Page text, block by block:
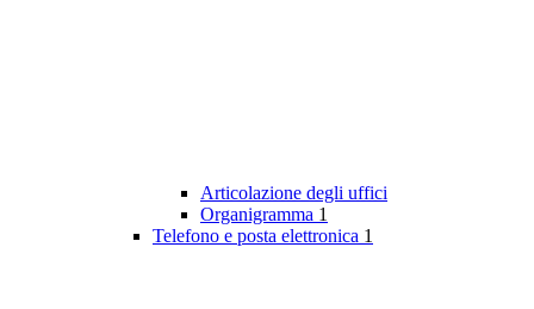
Articolazione degli uffici
Organigramma 1
Telefono e posta elettronica 1